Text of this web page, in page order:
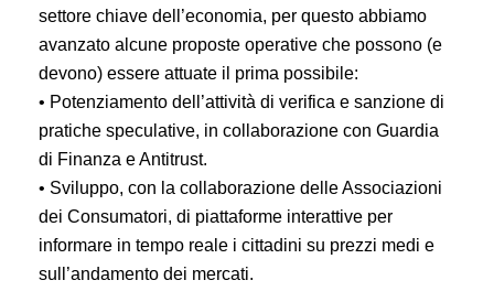
settore chiave dell’economia, per questo abbiamo
avanzato alcune proposte operative che possono (e
devono) essere attuate il prima possibile:
• Potenziamento dell’attività di verifica e sanzione di
pratiche speculative, in collaborazione con Guardia
di Finanza e Antitrust.
• Sviluppo, con la collaborazione delle Associazioni
dei Consumatori, di piattaforme interattive per
informare in tempo reale i cittadini su prezzi medi e
sull’andamento dei mercati.